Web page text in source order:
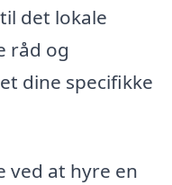
det lokale
råd og
dine specifikke
ved at hyre en